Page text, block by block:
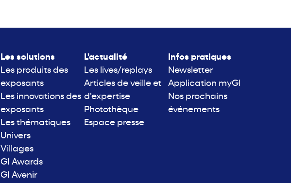
Les solutions
Les produits des
exposants
Les innovations des
exposants
Les thématiques
Univers
Villages
GI Awards
GI Avenir
L'actualité
Les lives/replays
Articles de veille et
d'expertise
Photothèque
Espace presse
Infos pratiques
Newsletter
Application myGI
Nos prochains
événements